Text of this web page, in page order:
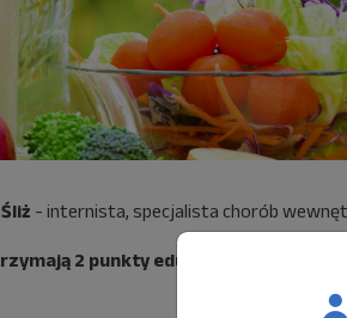
- internista, specjalista chorób
2 punkty edukacyjne tzw.